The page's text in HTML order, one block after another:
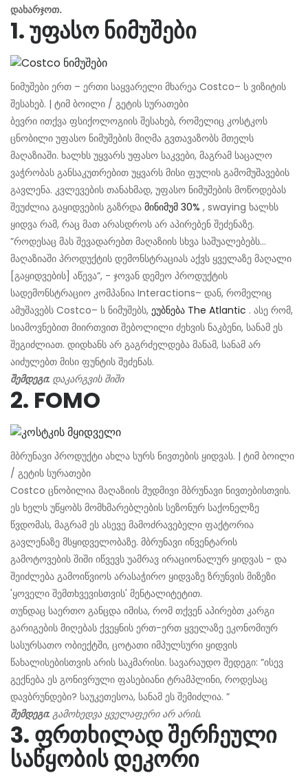
დახარჯოთ.
1. უფასო ნიმუშები
ნიმუშები ერთ – ერთი საყვარელი მხარეა Costco– ს ვიზიტის
შესახებ. | ტიმ ბოილი / გეტის სურათები
ბევრი ითქვა ფსიქოლოგიის შესახებ, რომელიც კოსტკოს
ცნობილი უფასო ნიმუშების მიღმა გვთავაზობს მთელს
მაღაზიაში. ხალხს უყვარს უფასო საკვები, მაგრამ საცალო
ვაჭრობას განსაკუთრებით უყვარს მისი ფულის გამომუშავების
გავლენა. კვლევების თანახმად, უფასო ნიმუშების მოწოდებას
შეუძლია გაყიდვების გაზრდა მინიმუმ 30% , swaying ხალხს
ყიდვა რამ, რაც მათ არასდროს არ აპირებენ შეძენაზე.
”როდესაც მას შევადარებთ მაღაზიის სხვა საშუალებებს…
მაღაზიაში პროდუქტის დემონსტრაციას აქვს ყველაზე მაღალი
[გაყიდვების] აწევა”, - ჯოვან დემეო პროდუქტის
სადემონსტრაციო კომპანია Interactions– დან, რომელიც
ამუშავებს Costco– ს ნიმუშებს, ეუბნება The Atlantic . ასე რომ,
სიამოვნებით მიირთვით შებოლილი ძეხვის ნაკბენი, სანამ ეს
შეგიძლიათ. დიდხანს არ გაგრძელდება მანამ, სანამ არ
აიძულებთ მისი ფუნტის შეძენას.
შემდეგი: დაკარგვის შიში
2. FOMO
მბრუნავი პროდუქტი ახლა სურს ნივთების ყიდვას. | ტიმ ბოილი
/ გეტის სურათები
Costco ცნობილია მაღაზიის მუდმივი მბრუნავი ნივთებისთვის.
ეს ხელს უწყობს მომხმარებლების სეზონურ საქონელზე
წვდომას, მაგრამ ეს ასევე მამოძრავებელი ფაქტორია
გავლენაზე მსყიდველობაზე. მბრუნავი ინვენტარის
გამოტოვების შიში იწვევს უამრავ ირაციონალურ ყიდვას - და
შეიძლება გამოიწვიოს არასაჭირო ყიდვაზე ზრუნვის მიზეზი
'ყოველი შემთხვევისთვის' მენტალიტეტით.
თუნდაც საერთო განცდა იმისა, რომ თქვენ აპირებთ კარგი
გარიგების მიღებას ქვეყნის ერთ-ერთ ყველაზე ეკონომიურ
სასურსათო ობიექტში, ცოტათი იმპულსური ყიდვის
წახალისებისთვის არის საკმარისი. სავარაუდო შედეგი: ”ისევ
გექნება ეს გონივრული ფასებიანი ტრამპლინი, როდესაც
დავბრუნდები? საუკეთესოა, სანამ ეს შემიძლია. ”
შემდეგი: გამოხედვა ყველაფერი არ არის.
3. ფრთხილად შერჩეული
საწყობის დეკორი